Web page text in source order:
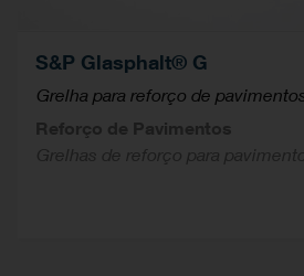
S&P Glasphalt® G
Grelha para reforço de
Reforço de Pavimentos
Grelhas de reforço para